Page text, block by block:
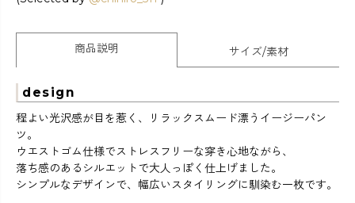
商品説明 サイズ/素材
design
程よい光沢感が目を惹く、リラックスムード漂うイージーパン
ツ。
ウエストゴム仕様でストレスフリーな穿き心地ながら、
落ち感のあるシルエットで大人っぽく仕上げました。
シンプルなデザインで、幅広いスタイリングに馴染む一枚です。